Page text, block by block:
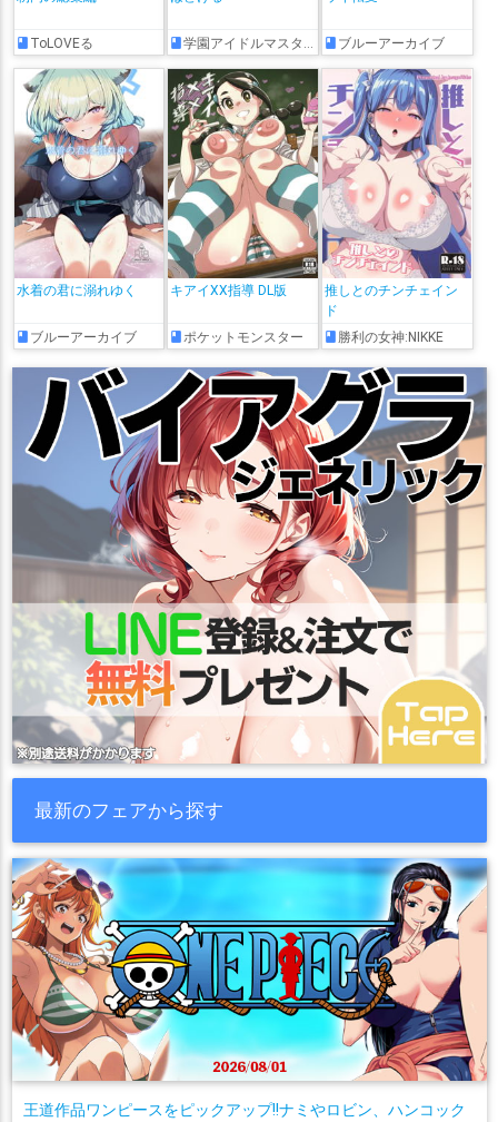
ToLOVEる 学園アイドルマスター ブルーアーカイブ
水着の君に溺れゆく
ブルーアーカイブ
キアイXX指導 DL版
ポケットモンスター
推しとのチンチェイン
ド
勝利の女神:NIKKE
最新のフェアから探す
王道作品ワンピースをピックアップ!!ナミやロビン、ハンコック